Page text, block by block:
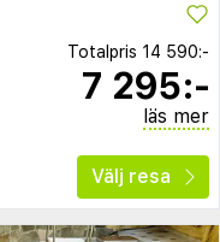
Totalpris 14 590:-
7 295:-
läs mer
Välj resa